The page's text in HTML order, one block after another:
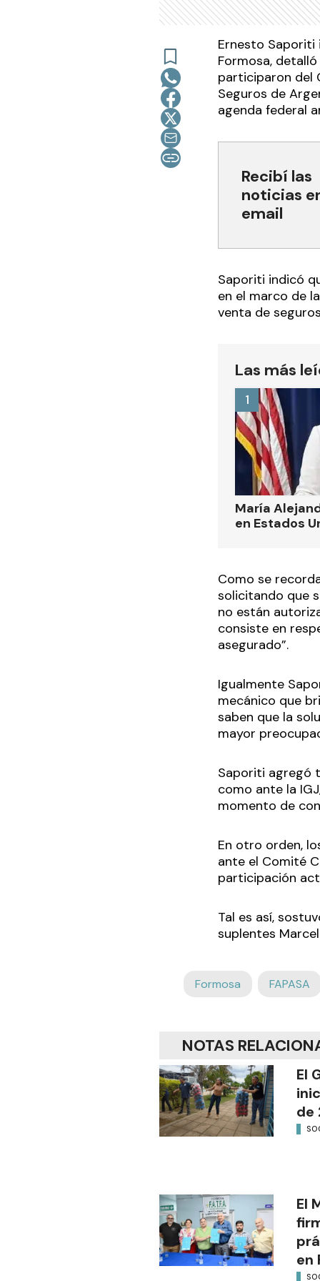
Ernesto Saporiti
Formosa,
participaron del
Seguros de
agenda federal
Recibí las
noticias
email
Saporiti indicó
en el marco de
venta de
Las más
María
en Estados
1
Como se
solicitando que
no están
consiste en
asegurado”.
Igualmente
mecánico que
saben que la
mayor
Saporiti agregó
como ante la
momento de
En otro orden,
ante el Comité
participación
Tal es así,
suplentes
Formosa FAPASA
NOTAS
El
de
El
en